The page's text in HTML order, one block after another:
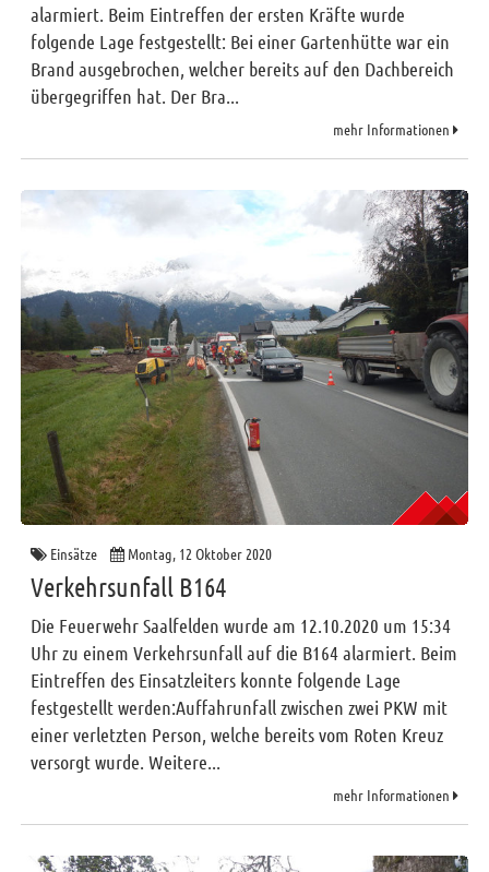
alarmiert. Beim Eintreffen der ersten Kräfte wurde
folgende Lage festgestellt: Bei einer Gartenhütte war ein
Brand ausgebrochen, welcher bereits auf den Dachbereich
übergegriffen hat. Der Bra...
mehr Informationen
Einsätze Montag, 12 Oktober 2020
Verkehrsunfall B164
Die Feuerwehr Saalfelden wurde am 12.10.2020 um 15:34
Uhr zu einem Verkehrsunfall auf die B164 alarmiert. Beim
Eintreffen des Einsatzleiters konnte folgende Lage
festgestellt werden:Auffahrunfall zwischen zwei PKW mit
einer verletzten Person, welche bereits vom Roten Kreuz
versorgt wurde. Weitere...
mehr Informationen